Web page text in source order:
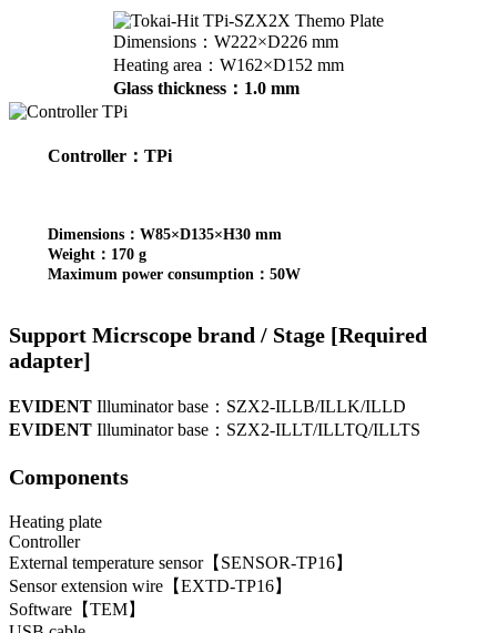
Dimensions：W222×D226 mm
Heating area：W162×D152 mm
Glass thickness：1.0 mm
Controller：TPi
Dimensions：W85×D135×H30 mm
Weight：170 g
Maximum power consumption：50W
Support Micrscope brand / Stage [Required
adapter]
EVIDENT Illuminator base：SZX2-ILLB/ILLK/ILLD
EVIDENT Illuminator base：SZX2-ILLT/ILLTQ/ILLTS
Components
Heating plate
Controller
External temperature sensor【SENSOR-TP16】
Sensor extension wire【EXTD-TP16】
Software【TEM】